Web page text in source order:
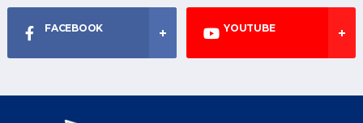
FACEBOOK YOUTUBE